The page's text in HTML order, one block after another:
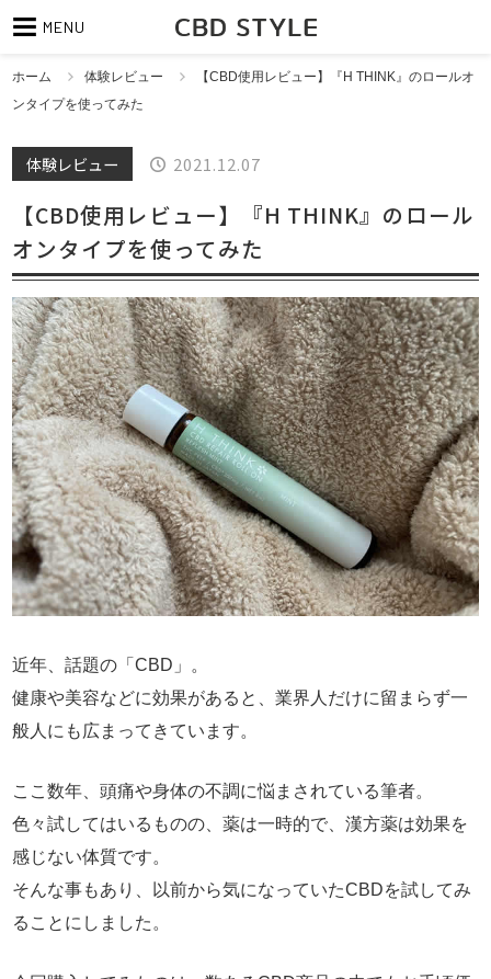
MENU
ホーム 体験レビュー
【CBD使用レビュー】『H THINK』のロールオ
ンタイプを使ってみた
体験レビュー 2021.12.07
【CBD使用レビュー】『H THINK』のロール
オンタイプを使ってみた
近年、話題の「CBD」。
健康や美容などに効果があると、業界人だけに留まらず一
般人にも広まってきています。
ここ数年、頭痛や身体の不調に悩まされている筆者。
色々試してはいるものの、薬は一時的で、漢方薬は効果を
感じない体質です。
そんな事もあり、以前から気になっていたCBDを試してみ
ることにしました。